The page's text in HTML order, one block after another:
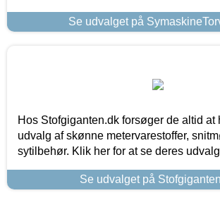
Se udvalget på
Hos Stofgiganten.dk forsøger de altid at
udvalg af skønne metervarestoffer,
sytilbehør. Klik her for at se deres
Se udvalget på